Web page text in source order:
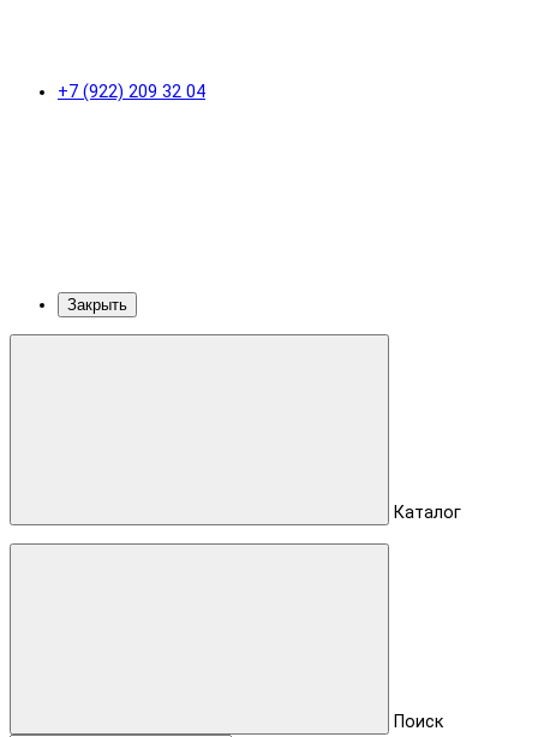
+7 (922) 209 32 04
Закрыть
Каталог
Поиск